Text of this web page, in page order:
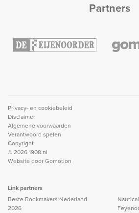
Partners
Privacy- en cookiebeleid
Disclaimer
Algemene voorwaarden
Verantwoord spelen
Copyright
© 2026 1908.nl
Website doorGomotion
Link partners
Beste Bookmakers Nederland
2026